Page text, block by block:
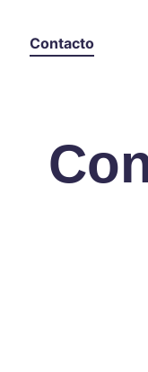
Contacto